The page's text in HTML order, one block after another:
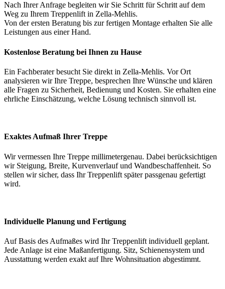
Nach Ihrer Anfrage begleiten wir Sie Schritt für Schritt auf dem
Weg zu Ihrem Treppenlift in Zella-Mehlis.
Von der ersten Beratung bis zur fertigen Montage erhalten Sie alle
Leistungen aus einer Hand.
Kostenlose Beratung bei Ihnen zu Hause
Ein Fachberater besucht Sie direkt in Zella-Mehlis. Vor Ort
analysieren wir Ihre Treppe, besprechen Ihre Wünsche und klären
alle Fragen zu Sicherheit, Bedienung und Kosten. Sie erhalten eine
ehrliche Einschätzung, welche Lösung technisch sinnvoll ist.
Exaktes Aufmaß Ihrer Treppe
Wir vermessen Ihre Treppe millimetergenau. Dabei berücksichtigen
wir Steigung, Breite, Kurvenverlauf und Wandbeschaffenheit. So
stellen wir sicher, dass Ihr Treppenlift später passgenau gefertigt
wird.
Individuelle Planung und Fertigung
Auf Basis des Aufmaßes wird Ihr Treppenlift individuell geplant.
Jede Anlage ist eine Maßanfertigung. Sitz, Schienensystem und
Ausstattung werden exakt auf Ihre Wohnsituation abgestimmt.